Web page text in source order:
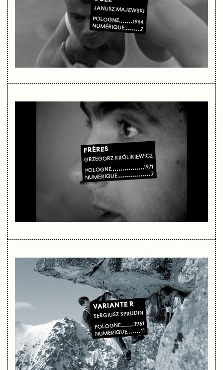
JANUSZ MAJEWSKI
POLOGNE 1964
NUMÉRIQUE 7
FRÈRES
GRZEGORZ KRÓLIKIEWICZ
POLOGNE 1971
NUMÉRIQUE 7
VARIANTE R
SERGIUSZ SPRUDIN
POLOGNE 1961
NUMÉRIQUE 11